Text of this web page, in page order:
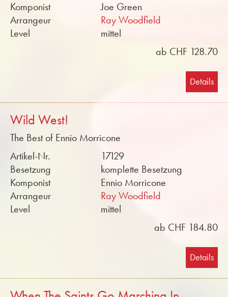
Komponist
Joe Green
Arrangeur
Ray Woodfield
Level
mittel
ab CHF 128.70
Details
Wild West!
The Best of Ennio Morricone
Artikel-Nr.
17129
Besetzung
komplette Besetzung
Komponist
Ennio Morricone
Arrangeur
Ray Woodfield
Level
mittel
ab CHF 184.80
Details